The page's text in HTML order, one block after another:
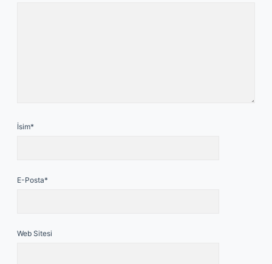
İsim*
E-Posta*
Web Sitesi